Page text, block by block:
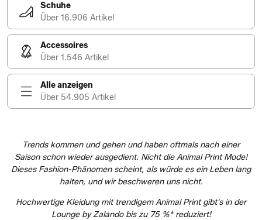
Schuhe
Über 16.906 Artikel
Accessoires
Über 1.546 Artikel
Alle anzeigen
Über 54.905 Artikel
Trends kommen und gehen und haben oftmals nach einer
Saison schon wieder ausgedient. Nicht die Animal Print Mode!
Dieses Fashion-Phänomen scheint, als würde es ein Leben lang
halten, und wir beschweren uns nicht.
Hochwertige Kleidung mit trendigem Animal Print gibt's in der
Lounge by Zalando bis zu 75 %* reduziert!